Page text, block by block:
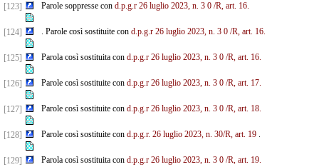
[123] Parole soppresse con d.p.g.r 26 luglio 2023, n. 3 0 /R, art. 16.
[124] . Parole così sostituite con d.p.g.r 26 luglio 2023, n. 3 0 /R, art. 16.
[125] Parola così sostituita con d.p.g.r 26 luglio 2023, n. 3 0 /R, art. 16.
[126] Parole così sostituite con d.p.g.r 26 luglio 2023, n. 3 0 /R, art. 17.
[127] Parole così sostituite con d.p.g.r 26 luglio 2023, n. 3 0 /R, art. 18.
[128] Parole così sostituite con d.p.g.r. 26 luglio 2023, n. 30/R, art. 19.
[129] Parola così sostituita con d.p.g.r 26 luglio 2023, n. 3 0 /R, art. 19.